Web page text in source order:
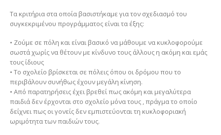
Τα κριτήρια στα οποία βασιστήκαμε για τον σχεδιασμό του
συγκεκριμένου προγράμματος είναι τα έξης:
• Ζούμε σε πόλη και είναι βασικό να μάθουμε να κυκλοφορούμε
σωστά χωρίς να θέτουν με κίνδυνο τους άλλους η ακόμη και εμάς
τους ίδιους
• Το σχολείο βρίσκεται σε πόλεις όπου οι δρόμου που το
περιβάλουν συνήθως έχουν μεγάλη κίνηση.
• Από παρατηρήσεις έχει βρεθεί πως ακόμη και μεγαλύτερα
παιδιά δεν έρχονται στο σχολείο μόνα τους , πράγμα το οποίο
δείχνει πως οι γονείς δεν εμπιστεύονται τη κυκλοφοριακή
ωριμότητα των παιδιών τους.